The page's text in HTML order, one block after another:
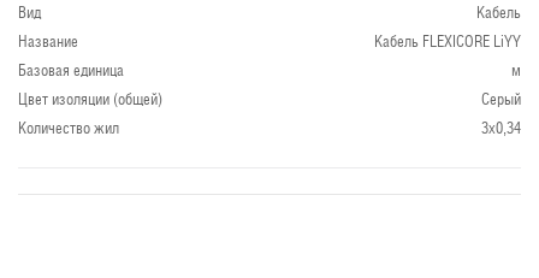
Вид
Кабель
Название
Кабель FLEXICORE LiYY
Базовая единица
м
Цвет изоляции (общей)
Серый
Количество жил
3x0,34